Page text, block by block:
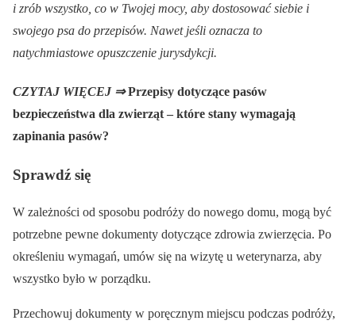
i zrób wszystko, co w Twojej mocy, aby dostosować siebie i
swojego psa do przepisów. Nawet jeśli oznacza to
natychmiastowe opuszczenie jurysdykcji.
CZYTAJ WIĘCEJ ⇒Przepisy dotyczące pasów
bezpieczeństwa dla zwierząt – które stany wymagają
zapinania pasów?
Sprawdź się
W zależności od sposobu podróży do nowego domu, mogą być
potrzebne pewne dokumenty dotyczące zdrowia zwierzęcia. Po
określeniu wymagań, umów się na wizytę u weterynarza, aby
wszystko było w porządku.
Przechowuj dokumenty w poręcznym miejscu podczas podróży,